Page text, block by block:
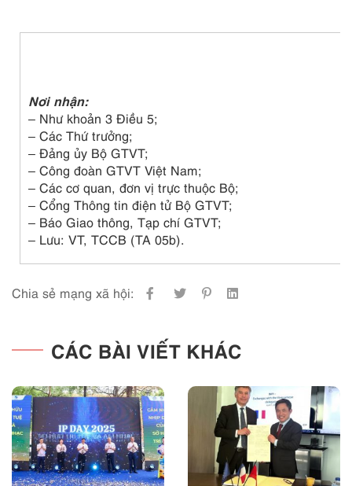
Nơi nhận:
– Như khoản 3 Điều 5;
– Các Thứ trưởng;
– Đảng ủy Bộ GTVT;
– Công đoàn GTVT Việt Nam;
– Các cơ quan, đơn vị trực thuộc Bộ;
– Cổng Thông tin điện tử Bộ GTVT;
– Báo Giao thông, Tạp chí GTVT;
– Lưu: VT, TCCB (TA 05b).
Chia sẻ mạng xã hội:
CÁC BÀI VIẾT KHÁC